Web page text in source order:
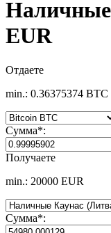
EUR
Отдаете
min.: 0.36375374 BTC
Сумма*:
Получаете
min.: 20000 EUR
Сумма*: